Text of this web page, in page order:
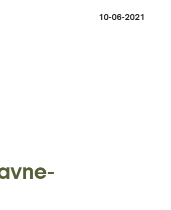
10-06-2021